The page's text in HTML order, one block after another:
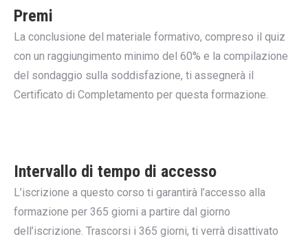
Premi
La conclusione del materiale formativo, compreso il quiz
con un raggiungimento minimo del 60% e la compilazione
del sondaggio sulla soddisfazione, ti assegnerà il
Certificato di Completamento per questa formazione.
Intervallo di tempo di accesso
L’iscrizione a questo corso ti garantirà l’accesso alla
formazione per 365 giorni a partire dal giorno
dell’iscrizione. Trascorsi i 365 giorni, ti verrà disattivato